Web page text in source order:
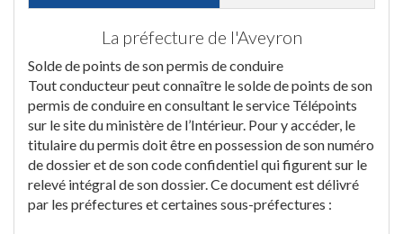
La préfecture de l'Aveyron
Solde de points de son permis de conduire
Tout conducteur peut connaître le solde de points de son
permis de conduire en consultant le service Télépoints
sur le site du ministère de l’Intérieur. Pour y accéder, le
titulaire du permis doit être en possession de son numéro
de dossier et de son code confidentiel qui figurent sur le
relevé intégral de son dossier. Ce document est délivré
par les préfectures et certaines sous-préfectures :